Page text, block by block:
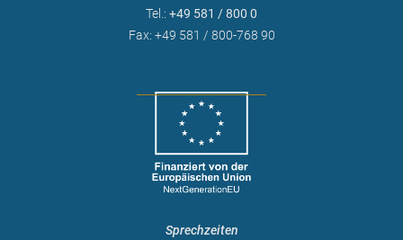
Tel.: +49 581 / 800 0
Fax: +49 581 / 800-768 90
Sprechzeiten